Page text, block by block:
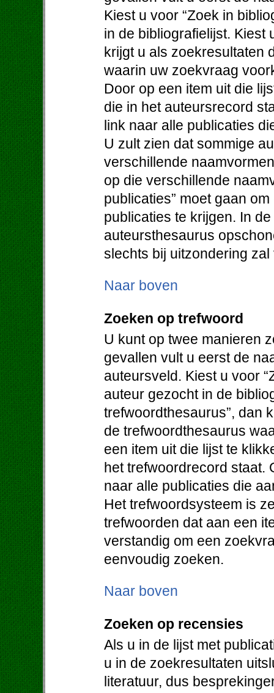
Kiest u voor “Zoek in
in de bibliografielijst. Kiest
krijgt u als zoekresultaten
waarin uw zoekvraag
Door op een item uit die
die in het auteursrecord
link naar alle publicaties
U zult zien dat sommige
verschillende
op die verschillende
publicaties” moet gaan
publicaties te krijgen. In
auteursthesaurus
slechts bij uitzondering
Naar boven
Zoeken op trefwoord
U kunt op twee manieren
gevallen vult u eerst de
auteursveld. Kiest u voor
auteur gezocht in de
trefwoordthesaurus”, dan
de trefwoordthesaurus
een item uit die lijst te
het trefwoordrecord staat.
naar alle publicaties die
Het trefwoordsysteem is
trefwoorden dat aan een
verstandig om een
eenvoudig zoeken.
Naar boven
Zoeken op recensies
Als u in de lijst met
u in de zoekresultaten
literatuur, dus